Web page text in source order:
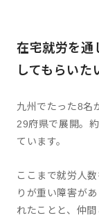
在宅就労を通
してもらいた
九州でたった8名
29府県で展開。
ています。
ここまで就労人
りが重い障害が
れたことと、仲